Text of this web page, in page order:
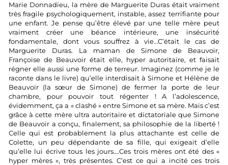
Marie Donnadieu, la mère de Marguerite Duras était vraiment
très fragile psychologiquement, instable, assez terrifiante pour
une enfant. Je pense qu’être élevé par une telle mère peut
vraiment créer une béance intérieure, une insécurité
fondamentale, dont vous souffrez à vie…C’était le cas de
Marguerite Duras. La maman de Simone de Beauvoir,
Françoise de Beauvoir était elle, hyper autoritaire, et faisait
régner elle aussi une forme de terreur. Imaginez (comme je le
raconte dans le livre) qu’elle interdisait à Simone et Hélène de
Beauvoir (la sœur de Simone) de fermer la porte de leur
chambre, pour pouvoir tout régenter ! A l’adolescence,
évidemment, ça a « clashé » entre Simone et sa mère. Mais c’est
grâce à cette mère ultra autoritaire et dictatoriale que Simone
de Beauvoir a conçu, finalement, sa philosophie de la liberté !
Celle qui est probablement la plus attachante est celle de
Colette, un peu dépendante de sa fille, qui exigeait d’elle
qu’elle lui écrive tous les jours….Ces trois mères ont été des «
hyper mères », très présentes. C’est ce qui a incité ces trois